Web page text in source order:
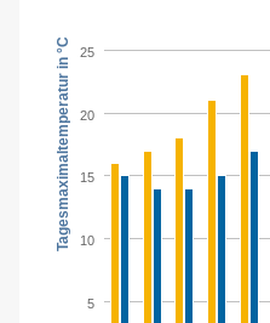
Tagesmaximaltemperatur in °C
5
10
15
20
25